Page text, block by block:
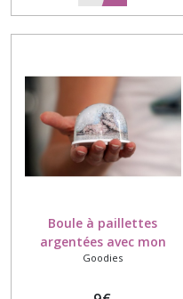
Boule à paillettes
argentées avec mon
aquarelle du Lion de Belfort
Goodies